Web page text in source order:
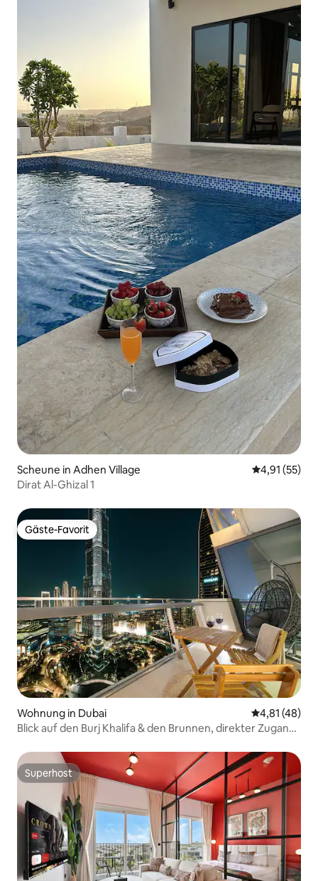
Scheune in Adhen Village
4,91 (55)
Dirat Al-Ghizal 1
Gäste-Favorit
Gäste-Favorit
Wohnung in Dubai
4,81 (48)
Blick auf den Burj Khalifa & den Brunnen, direkter Zugang
Superhost
Superhost